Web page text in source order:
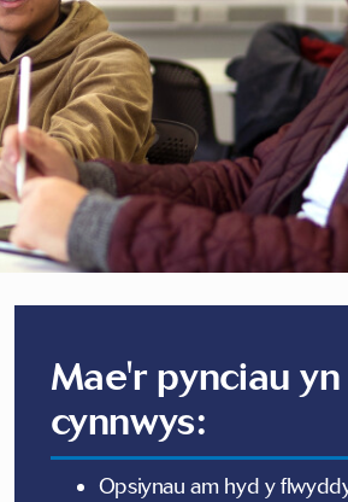
Mae'r pynciau yn
cynnwys:
Opsiynau am hyd y